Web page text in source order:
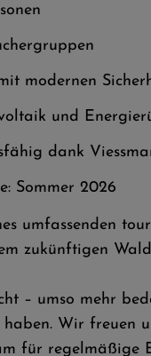
modernen
und
dank
Sommer 2026
umfassenden
zukünftigen
– umso mehr
Wir freuen
für regelmäßige